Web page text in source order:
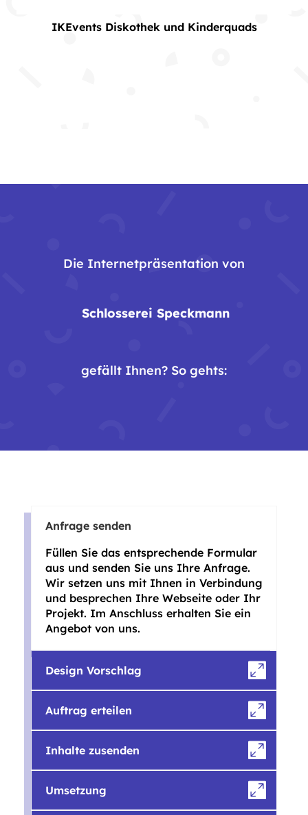
IKEvents Diskothek und Kinderquads
Die Internetpräsentation von
Schlosserei Speckmann
gefällt Ihnen? So gehts:
Anfrage senden
Füllen Sie das entsprechende Formular
aus und senden Sie uns Ihre Anfrage.
Wir setzen uns mit Ihnen in Verbindung
und besprechen Ihre Webseite oder Ihr
Projekt. Im Anschluss erhalten Sie ein
Angebot von uns.
Design Vorschlag
Auftrag erteilen
Inhalte zusenden
Umsetzung